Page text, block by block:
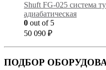
Shuft FG-025 cистема
адиабатическая
0 out of 5
50 090 ₽
ПОДБОР